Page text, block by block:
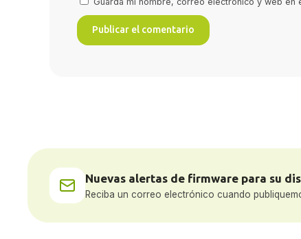
Nuevas alertas de firmware para su
Reciba un correo electrónico cuando